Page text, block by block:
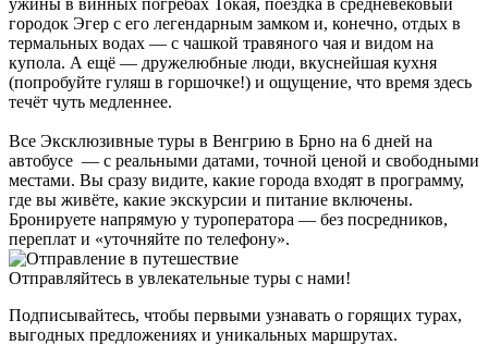
городок Эгер с его легендарным замком и, конечно, отдых в
термальных водах — с чашкой травяного чая и видом на
купола. А ещё — дружелюбные люди, вкуснейшая кухня
(попробуйте гуляш в горшочке!) и ощущение, что время здесь
течёт чуть медленнее.
Все Эксклюзивные туры в Венгрию в Брно на 6 дней на
автобусе — с реальными датами, точной ценой и свободными
местами. Вы сразу видите, какие города входят в программу,
где вы живёте, какие экскурсии и питание включены.
Бронируете напрямую у туроператора — без посредников,
переплат и «уточняйте по телефону».
Отправляйтесь в увлекательные туры с нами!
Подписывайтесь, чтобы первыми узнавать о горящих турах,
выгодных предложениях и уникальных маршрутах.